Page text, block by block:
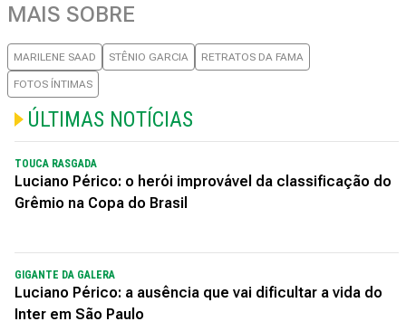
MAIS SOBRE
MARILENE SAAD STÊNIO GARCIA RETRATOS DA FAMA
FOTOS ÍNTIMAS
ÚLTIMAS NOTÍCIAS
TOUCA RASGADA
Luciano Périco: o herói improvável da classificação do
Grêmio na Copa do Brasil
GIGANTE DA GALERA
Luciano Périco: a ausência que vai dificultar a vida do
Inter em São Paulo